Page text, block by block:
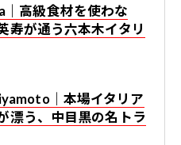
｜高級食材を使わな
寿が通う六本木イタリ
｜本場イタリア
漂う、中目黒の名トラ